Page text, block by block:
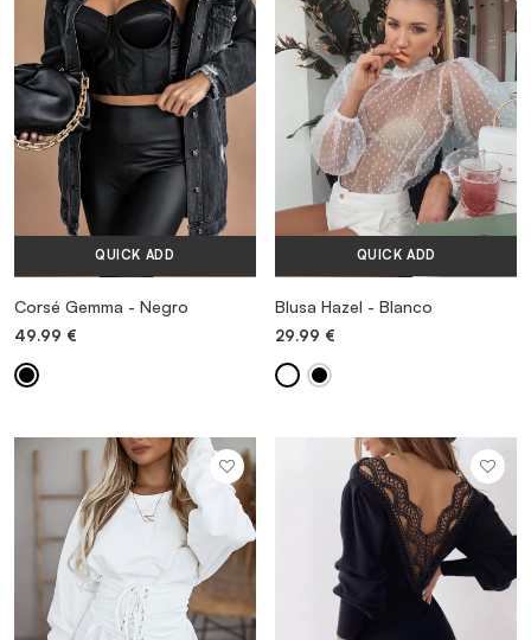
QUICK ADD
Corsé Gemma - Negro
49.99 €
QUICK ADD
Blusa Hazel - Blanco
29.99 €